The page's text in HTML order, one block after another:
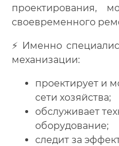
проектирования,
своевременного
⚡ Именно
механизации:
проектирует и
сети хозяйства;
обслуживает
оборудование;
следит за